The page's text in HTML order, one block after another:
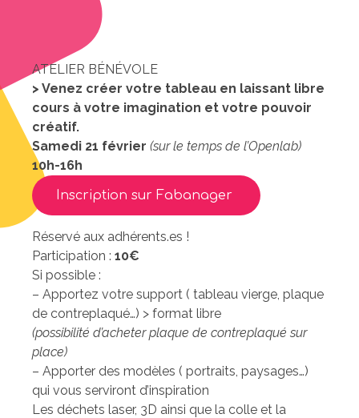
ATELIER BÉNÉVOLE
> Venez créer votre tableau en laissant libre
cours à votre imagination et votre pouvoir
créatif.
Samedi 21 février (sur le temps de l’Openlab)
10h-16h
Inscription sur Fabanager
Réservé aux adhérents.es !
Participation : 10€
Si possible :
– Apportez votre support ( tableau vierge, plaque
de contreplaqué…) > format libre
(possibilité d’acheter plaque de contreplaqué sur
place)
– Apporter des modèles ( portraits, paysages…)
qui vous serviront d’inspiration
Les déchets laser, 3D ainsi que la colle et la